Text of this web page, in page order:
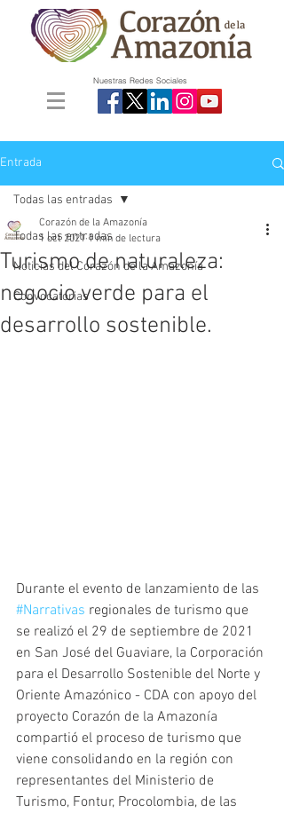
Nuestras Redes Sociales
Entrada
Todas las entradas
Noticias del Corazón de la Amazonía
Convocatorias
Todas las entradas
Turismo de naturaleza:
negocio verde para el
desarrollo sostenible.
Corazón de la Amazonía
1 oct 2021 1 min de lectura
Durante el evento de lanzamiento de las
#Narrativas regionales de turismo que
se realizó el 29 de septiembre de 2021
en San José del Guaviare, la Corporación
para el Desarrollo Sostenible del Norte y
Oriente Amazónico - CDA con apoyo del
proyecto Corazón de la Amazonía
compartió el proceso de turismo que
viene consolidando en la región con
representantes del Ministerio de
Turismo, Fontur, Procolombia, de las